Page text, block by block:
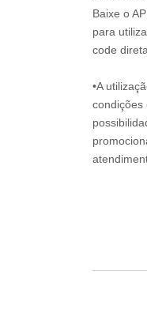
Baixe o
para
code
•A
condições